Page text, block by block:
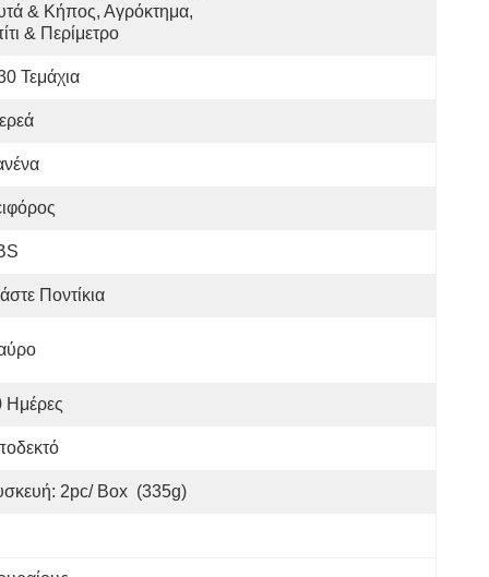
& Κήπος, Αγρόκτημα,
& Περίμετρο
Τεμάχια
Ποντίκια
Ημέρες